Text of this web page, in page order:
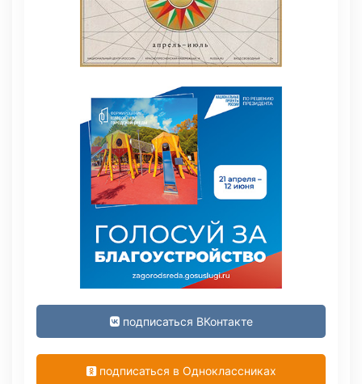
подписаться ВКонтакте
подписаться в Одноклассниках